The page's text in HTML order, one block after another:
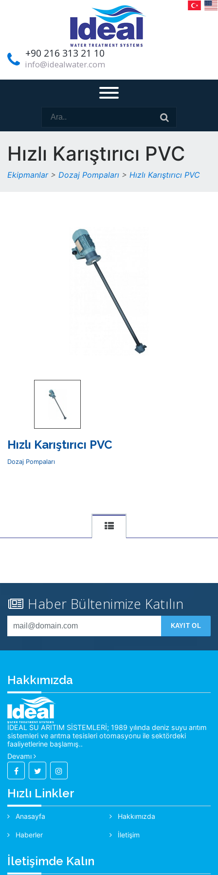
+90 216 313 21 10
info@idealwater.com
Hızlı Karıştırıcı PVC
Ekipmanlar> Dozaj Pompaları > Hızlı Karıştırıcı PVC
Hızlı Karıştırıcı PVC
Dozaj Pompaları
Haber Bültenimize Katılın
KAYIT OL
Hakkımızda
İDEAL SU ARITIM SİSTEMLERİ; 1989 yılında deniz suyu arıtım
sistemleri ve arıtma tesisleri otomasyonu ile sektördeki
faaliyetlerine başlamış..
Devamı
Hızlı Linkler
Anasayfa Hakkımızda
Haberler İletişim
İletişimde Kalın